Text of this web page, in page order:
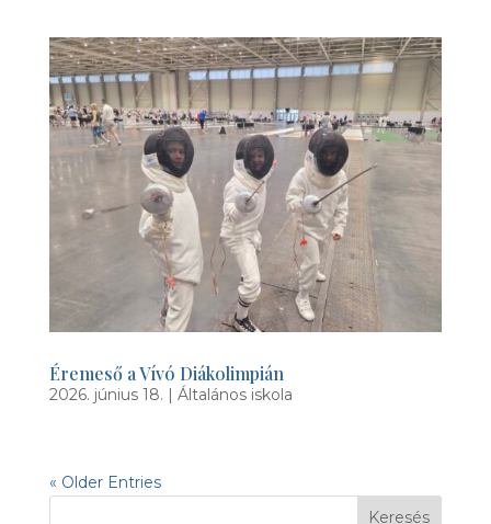
Éremeső a Vívó Diákolimpián
2026. június 18. | Általános iskola
« Older Entries
Keresés